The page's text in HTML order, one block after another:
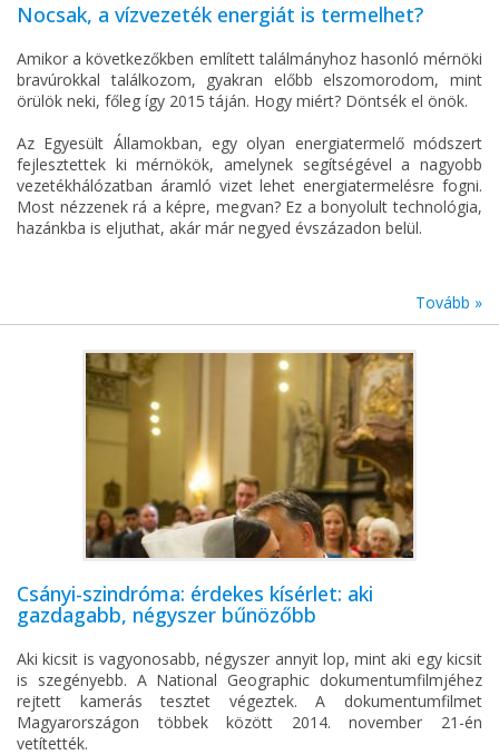
Nocsak, a vízvezeték energiát is termelhet?
Amikor a következőkben említett találmányhoz hasonló mérnöki
bravúrokkal találkozom, gyakran előbb elszomorodom, mint
örülök neki, főleg így 2015 táján. Hogy miért? Döntsék el önök.
Az Egyesült Államokban, egy olyan energiatermelő módszert
fejlesztettek ki mérnökök, amelynek segítségével a nagyobb
vezetékhálózatban áramló vizet lehet energiatermelésre fogni.
Most nézzenek rá a képre, megvan? Ez a bonyolult technológia,
hazánkba is eljuthat, akár már negyed évszázadon belül.
Tovább »
Csányi-szindróma: érdekes kísérlet: aki
gazdagabb, négyszer bűnözőbb
Aki kicsit is vagyonosabb, négyszer annyit lop, mint aki egy kicsit
is szegényebb. A National Geographic dokumentumfilmjéhez
rejtett kamerás tesztet végeztek. A dokumentumfilmet
Magyarországon többek között 2014. november 21-én
vetítették.